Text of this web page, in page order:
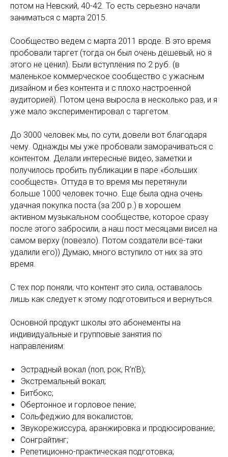
потом на Невский, 40-42. То есть серьезно начали
заниматься с марта 2015.
Сообщество ведем с марта 2011 вроде. В это время
пробовали таргет (тогда он был очень дешевый, но я
этого не ценил). Были вступления по 2 руб. (в
маленькое коммерческое сообщество с ужасным
дизайном и без контента и с плохо настроенной
аудиторией). Потом цена выросла в несколько раз, и я
уже мало экспериментировал с таргетом.
До 3000 человек мы, по сути, довели вот благодаря
чему. Однажды мы уже пробовали заморачиваться с
контентом. Делали интересные видео, заметки и
получилось пробить публикации в паре «больших
сообществ». Оттуда в то время мы перетянули
больше 1000 человек точно. Еще была одна очень
удачная покупка поста (за 200 р.) в хорошем
активном музыкальном сообществе, которое сразу
после этого забросили, а наш пост месяцами висел на
самом верху (повезло). Потом создатели все-таки
удалили его)) Думаю, много вступило от них за это
время.
С тех пор поняли, что контент это сила, оставалось
лишь как следует к этому подготовиться и вернуться.
Основной продукт школы это абонементы на
индивидуальные и групповые занятия по
направлениям:
Эстрадный вокал (поп, рок, R'n'B);
Экстремальный вокал;
Битбокс;
Обертонное и горловое пение;
Сольфеджио для вокалистов;
Звукорежиссура, аранжировка и продюсирование;
Сонграйтинг;
Репетиционно-практическая подготовка;